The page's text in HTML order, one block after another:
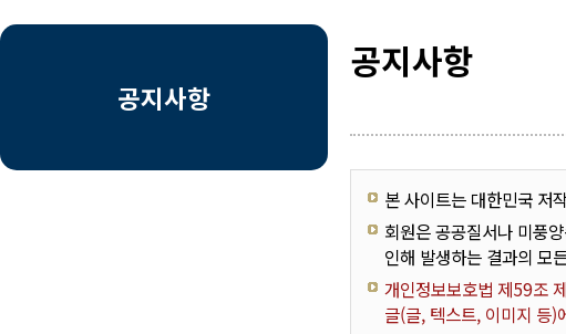
공지사항
공지사항
본 사이트는 대한민국 저
회원은 공공질서나 미풍
인해 발생하는 결과의 모
개인정보보호법 제59조
글(글, 텍스트, 이미지 등)